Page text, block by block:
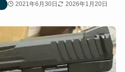
2021年6月30日 2026年1月20日